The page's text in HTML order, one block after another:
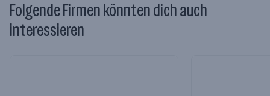
Folgende Firmen könnten dich auch
interessieren